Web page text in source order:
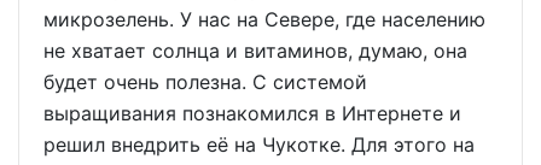
микрозелень. У нас на Севере, где населению
не хватает солнца и витаминов, думаю, она
будет очень полезна. С системой
выращивания познакомился в Интернете и
решил внедрить её на Чукотке. Для этого на